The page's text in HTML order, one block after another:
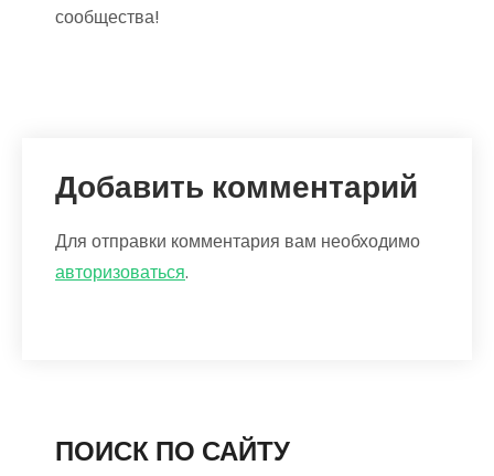
сообщества!
Добавить комментарий
Для отправки комментария вам необходимо
авторизоваться.
ПОИСК ПО САЙТУ